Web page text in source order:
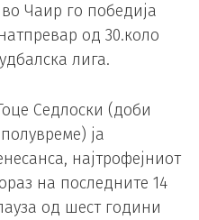
Чаир го победија
од 30.коло
лига.
Седлоски (доби
ја
најтрофејниот
на последните 14
од шест години